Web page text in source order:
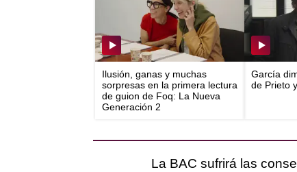
Ilusión, ganas y muchas
sorpresas en la primera lectura
de guion de Foq: La Nueva
Generación 2
García
de Prieto
La BAC sufrirá las